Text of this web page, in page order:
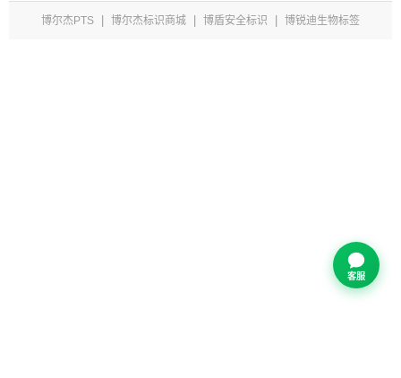
博尔杰PTS | 博尔杰标识商城 | 博盾安全标识 | 博锐迪生物标签
客服